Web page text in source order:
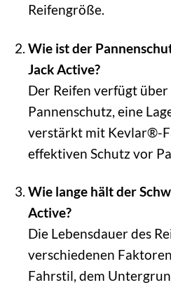
Reifengröße.
Wie ist der
Jack Active?
Der Reifen verfügt
Pannenschutz, eine
verstärkt mit Kevlar®-
effektiven Schutz vor
Wie lange hält der
Active?
Die Lebensdauer des
verschiedenen
Fahrstil, dem